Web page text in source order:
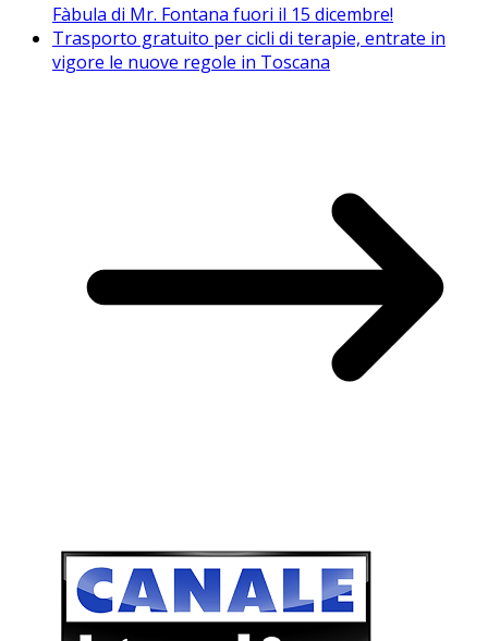
Fàbula di Mr. Fontana fuori il 15 dicembre!
Trasporto gratuito per cicli di terapie, entrate in
vigore le nuove regole in Toscana